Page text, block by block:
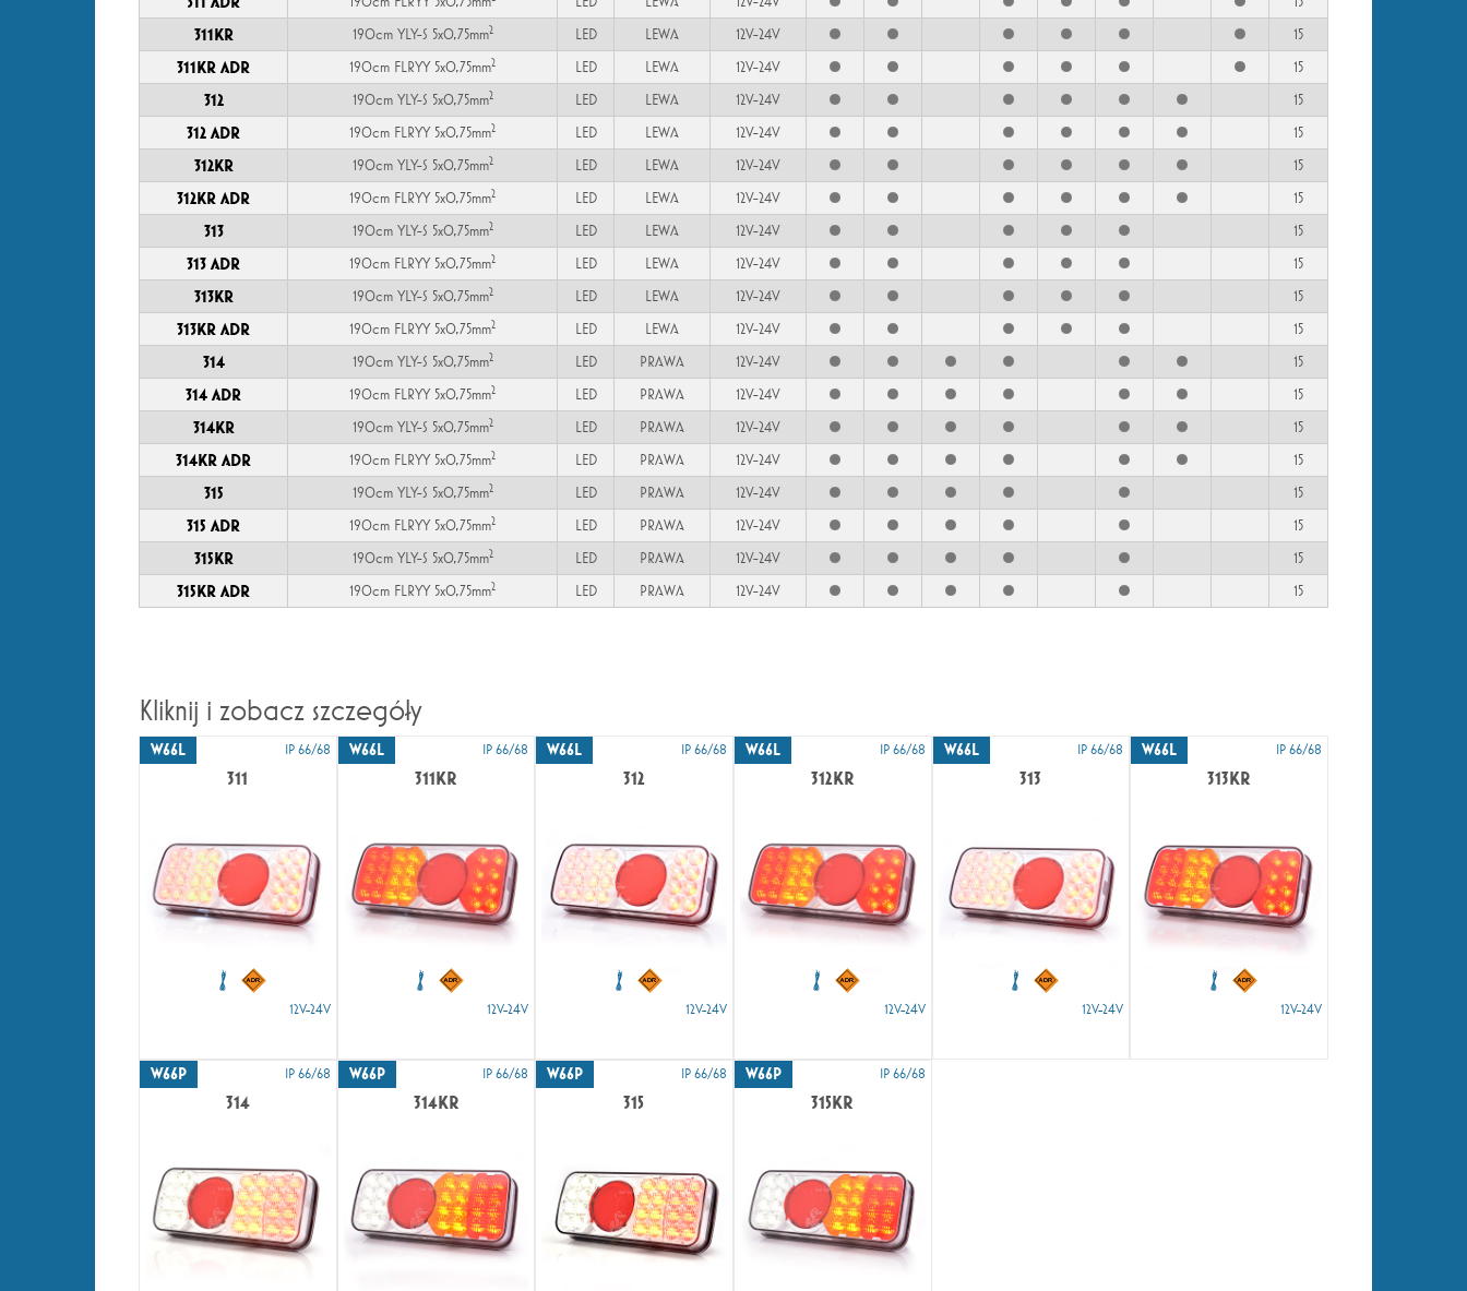
311KR 190cm YLY-S 5x0,75mm2 LED LEWA 12V-24V 15
311KR ADR 190cm FLRYY 5x0,75mm2 LED LEWA 12V-24V 15
312 190cm YLY-S 5x0,75mm2 LED LEWA 12V-24V 15
312 ADR 190cm FLRYY 5x0,75mm2 LED LEWA 12V-24V 15
312KR 190cm YLY-S 5x0,75mm2 LED LEWA 12V-24V 15
312KR ADR 190cm FLRYY 5x0,75mm2 LED LEWA 12V-24V 15
313 190cm YLY-S 5x0,75mm2 LED LEWA 12V-24V 15
313 ADR 190cm FLRYY 5x0,75mm2 LED LEWA 12V-24V 15
313KR 190cm YLY-S 5x0,75mm2 LED LEWA 12V-24V 15
313KR ADR 190cm FLRYY 5x0,75mm2 LED LEWA 12V-24V 15
314 190cm YLY-S 5x0,75mm2 LED PRAWA 12V-24V 15
314 ADR 190cm FLRYY 5x0,75mm2 LED PRAWA 12V-24V 15
314KR 190cm YLY-S 5x0,75mm2 LED PRAWA 12V-24V 15
314KR ADR 190cm FLRYY 5x0,75mm2 LED PRAWA 12V-24V 15
315 190cm YLY-S 5x0,75mm2 LED PRAWA 12V-24V 15
315 ADR 190cm FLRYY 5x0,75mm2 LED PRAWA 12V-24V 15
315KR 190cm YLY-S 5x0,75mm2 LED PRAWA 12V-24V 15
315KR ADR 190cm FLRYY 5x0,75mm2 LED PRAWA 12V-24V 15
Kliknij i zobacz szczegóły
W66L IP 66/68
311
12V-24V
W66L IP 66/68
311KR
12V-24V
W66L IP 66/68
312
12V-24V
W66L IP 66/68
312KR
12V-24V
W66L IP 66/68
313
12V-24V
W66L IP 66/68
313KR
12V-24V
W66P IP 66/68
314
W66P IP 66/68
314KR
W66P IP 66/68
315
W66P IP 66/68
315KR